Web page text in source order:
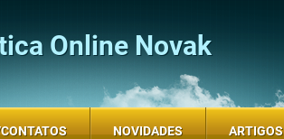
Online Novak
NOVIDADES ARTIGOS